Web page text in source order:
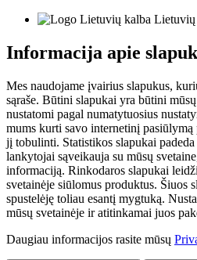
Lietuvių
Informacija apie
Mes naudojame įvairius slapukus,
sąraše. Būtini slapukai yra būtini
nustatomi pagal numatytuosius
mums kurti savo internetinį
jį tobulinti. Statistikos slapukai
lankytojai sąveikauja su mūsų
informaciją. Rinkodaros slapukai
svetainėje siūlomus produktus. Šiuos
spustelėję toliau esantį mygtuką.
mūsų svetainėje ir atitinkamai juos
Daugiau informacijos rasite mūsų